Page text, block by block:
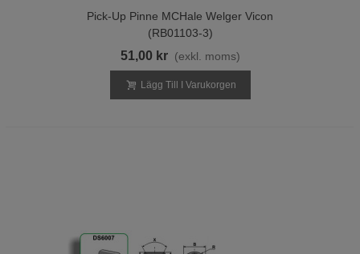
Pick-Up Pinne MCHale Welger Vicon
(RB01103-3)
51,00 kr (exkl. moms)
Lägg Till I Varukorgen